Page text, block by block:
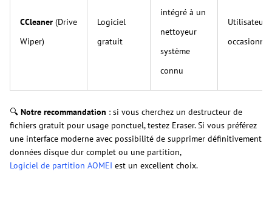
CCleaner (Drive
Wiper)
Logiciel
gratuit
intégré à un
nettoyeur
système
connu
Utilisateurs
🔍 Notre recommandation : si vous cherchez un destructeur de
fichiers gratuit pour usage ponctuel, testez Eraser. Si vous préférez
une interface moderne avec possibilité de supprimer définitivement
données disque dur complet ou une partition,
Logiciel de partition AOMEI est un excellent choix.